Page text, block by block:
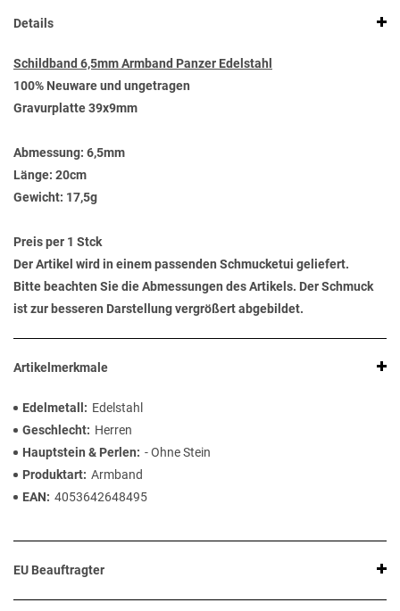
Details
Schildband 6,5mm Armband Panzer Edelstahl
100% Neuware und ungetragen
Gravurplatte 39x9mm
Abmessung: 6,5mm
Länge: 20cm
Gewicht: 17,5g
Preis per 1 Stck
Der Artikel wird in einem passenden Schmucketui geliefert.
Bitte beachten Sie die Abmessungen des Artikels. Der Schmuck
ist zur besseren Darstellung vergrößert abgebildet.
Artikelmerkmale
Edelmetall
Edelstahl
Geschlecht
Herren
Hauptstein & Perlen
- Ohne Stein
Produktart Armband
EAN
4053642648495
EU Beauftragter